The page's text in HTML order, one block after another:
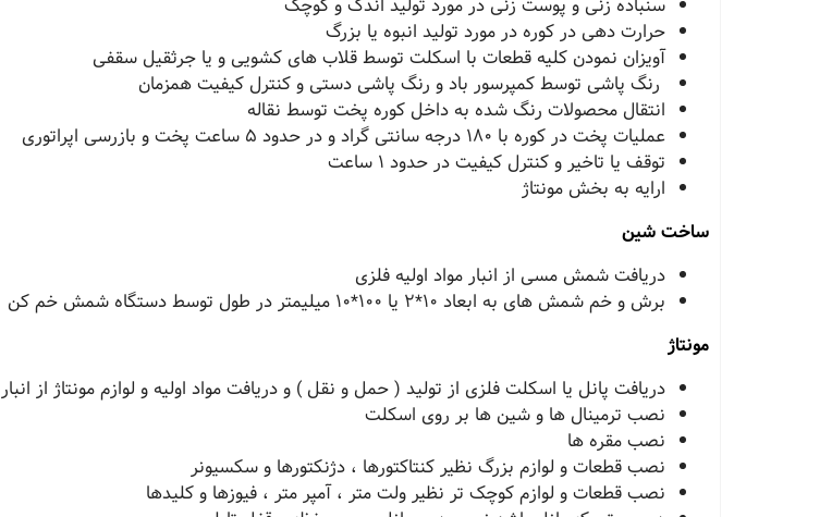
حرارت دهی در کوره در مورد تولید انبوه یا بزرگ
آویزان نمودن کلیه قطعات با اسکلت توسط قلاب های کشویی و یا جرثقیل سقفی
رنگ پاشی توسط کمپرسور باد و رنگ پاشی دستی و کنترل کیفیت همزمان
انتقال محصولات رنگ شده به داخل کوره پخت توسط نقاله
عملیات پخت در کوره با ١٨٠ درجه سانتی گراد و در حدود ٥ ساعت پخت و بازرسی اپراتوری
توقف یا تاخیر و کنترل کیفیت در حدود ١ ساعت
ارایه به بخش مونتاژ
ساخت شین
دریافت شمش مسی از انبار مواد اولیه فلزی
برش و خم شمش های به ابعاد ١٠*٢ یا ١٠٠*١٠ میلیمتر در طول توسط دستگاه شمش خم کن
مونتاژ
دریافت پانل یا اسکلت فلزی از تولید ( حمل و نقل ) و دریافت مواد اولیه و لوازم مونتاژ از انبار
نصب ترمینال ها و شین ها بر روی اسکلت
نصب مقره ها
نصب قطعات و لوازم بزرگ نظیر کنتاکتورها ، دژنکتورها و سکسیونر
نصب قطعات و لوازم کوچک تر نظیر ولت متر ، آمپر متر ، فیوزها و کلیدها